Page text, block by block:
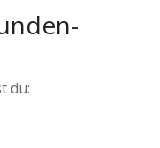
du: